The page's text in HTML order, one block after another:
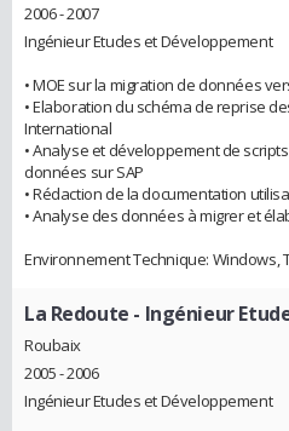
2006 - 2007
Ingénieur Etudes et Développement
• MOE sur la migration de données
• Elaboration du schéma de reprise
International
• Analyse et développement de
données sur SAP
• Rédaction de la documentation
• Analyse des données à migrer et
Environnement Technique: Windows,
La Redoute - Ingénieur
Roubaix
2005 - 2006
Ingénieur Etudes et Développement